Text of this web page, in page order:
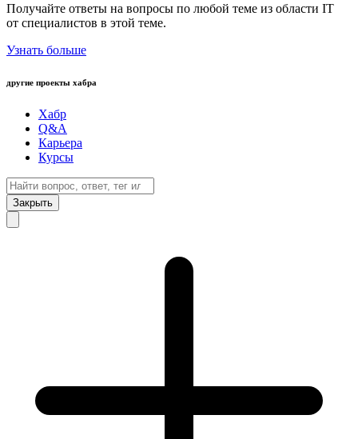
Получайте ответы на вопросы по любой теме из области IT
от специалистов в этой теме.
Узнать больше
другие проекты хабра
Хабр
Q&A
Карьера
Курсы
Закрыть